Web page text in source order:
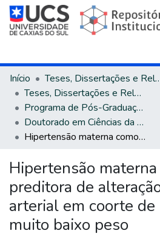
Início
Teses,
Teses, Dissertações e Relatórios defendidos na UCS
Programa de Pós-Graduação em Ciências da Saúde
Doutorado em Ciências da Saúde
Hipertensão materna como preditora de alteração da pressão arterial em coorte de prematuros de muito baixo peso
Hipertensão
preditora de
arterial em coorte
muito baixo peso